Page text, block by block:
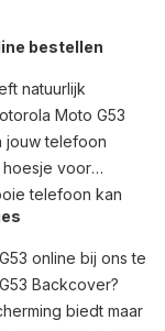
bestellen
natuurlijk
Moto G53
jouw telefoon
hoesje voor
telefoon kan
online bij ons te
Backcover?
biedt maar